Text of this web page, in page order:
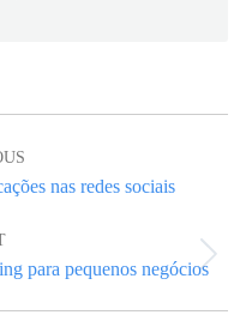
nas redes sociais
para pequenos negócios